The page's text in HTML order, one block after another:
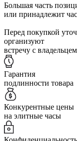
Большая часть
или принадлежит
Перед покупкой
организуют
встречу с
Гарантия
подлинности товара
Конкурентные цены
на элитные часы